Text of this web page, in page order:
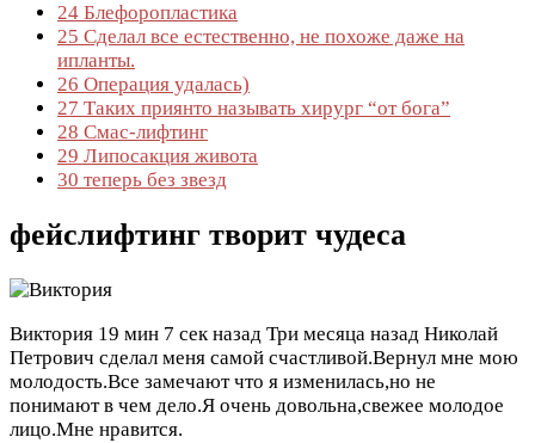
24 Блефоропластика
25 Сделал все естественно, не похоже даже на
ипланты.
26 Операция удалась)
27 Таких приянто называть хирург “от бога”
28 Смас-лифтинг
29 Липосакция живота
30 теперь без звезд
фейслифтинг творит чудеса
Виктория 19 мин 7 сек назад Три месяца назад Николай
Петрович сделал меня самой счастливой.Вернул мне мою
молодость.Все замечают что я изменилась,но не
понимают в чем дело.Я очень довольна,свежее молодое
лицо.Мне нравится.